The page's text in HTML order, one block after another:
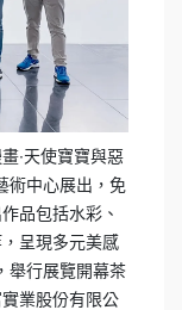
∙天使寶寶與惡
術中心展出，免
品包括水彩、
呈現多元美感
舉行展覽開幕茶
業股份有限公